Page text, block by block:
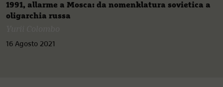
1991, allarme a Mosca: da nomenklatura sovietica a
oligarchia russa
16 Agosto 2021